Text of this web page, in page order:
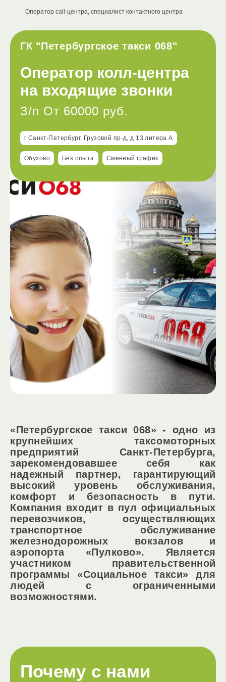
ГК "Петербургское такси 068"
Оператор call-центра, специалист контактного центра
Оператор колл-центра
на входящие звонки
З/п От 60000 руб.
г Санкт-Петербург, Грузовой пр-д, д 13 литера А
Обухово Без опыта Сменный график
«Петербургское такси 068» - одно из
крупнейших таксомоторных
предприятий Санкт-Петербурга,
зарекомендовавшее себя как
надежный партнер, гарантирующий
высокий уровень обслуживания,
комфорт и безопасность в пути.
Компания входит в пул официальных
перевозчиков, осуществляющих
транспортное обслуживание
железнодорожных вокзалов и
аэропорта «Пулково». Является
участником правительственной
программы «Социальное такси» для
людей с ограниченными
возможностями.
Почему с нами